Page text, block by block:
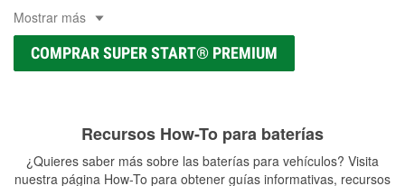
Mostrar más
COMPRAR SUPER START® PREMIUM
Recursos How-To para baterías
¿Quieres saber más sobre las baterías para vehículos? Visita
nuestra página How-To para obtener guías informativas, recursos